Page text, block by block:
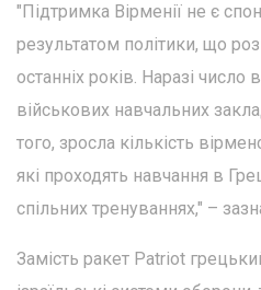
"Підтримка Вірменії не є
результатом політики, що
останніх років. Наразі число
військових навчальних
того, зросла кількість
які проходять навчання в
спільних тренуваннях," –
Замість ракет Patriot